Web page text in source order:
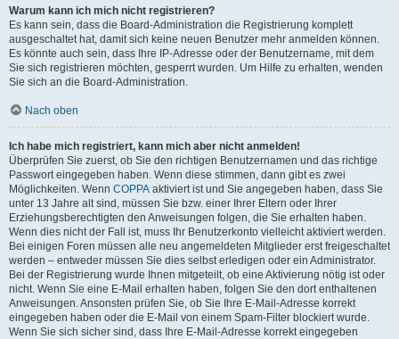
Warum kann ich mich nicht registrieren?
Es kann sein, dass die Board-Administration die Registrierung komplett
ausgeschaltet hat, damit sich keine neuen Benutzer mehr anmelden können.
Es könnte auch sein, dass Ihre IP-Adresse oder der Benutzername, mit dem
Sie sich registrieren möchten, gesperrt wurden. Um Hilfe zu erhalten, wenden
Sie sich an die Board-Administration.
Nach oben
Ich habe mich registriert, kann mich aber nicht anmelden!
Überprüfen Sie zuerst, ob Sie den richtigen Benutzernamen und das richtige
Passwort eingegeben haben. Wenn diese stimmen, dann gibt es zwei
Möglichkeiten. Wenn COPPA aktiviert ist und Sie angegeben haben, dass Sie
unter 13 Jahre alt sind, müssen Sie bzw. einer Ihrer Eltern oder Ihrer
Erziehungsberechtigten den Anweisungen folgen, die Sie erhalten haben.
Wenn dies nicht der Fall ist, muss Ihr Benutzerkonto vielleicht aktiviert werden.
Bei einigen Foren müssen alle neu angemeldeten Mitglieder erst freigeschaltet
werden – entweder müssen Sie dies selbst erledigen oder ein Administrator.
Bei der Registrierung wurde Ihnen mitgeteilt, ob eine Aktivierung nötig ist oder
nicht. Wenn Sie eine E-Mail erhalten haben, folgen Sie den dort enthaltenen
Anweisungen. Ansonsten prüfen Sie, ob Sie Ihre E-Mail-Adresse korrekt
eingegeben haben oder die E-Mail von einem Spam-Filter blockiert wurde.
Wenn Sie sich sicher sind, dass Ihre E-Mail-Adresse korrekt eingegeben